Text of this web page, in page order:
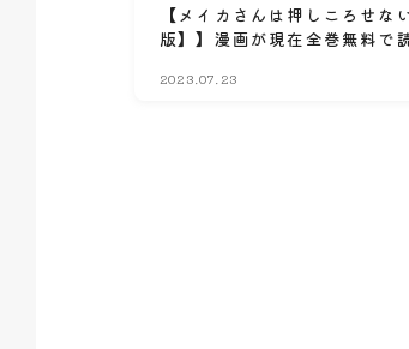
【メイカさんは押しころせな
版】】漫画が現在全巻無料で
信サービスのサブスク比較情報
2023.07.23